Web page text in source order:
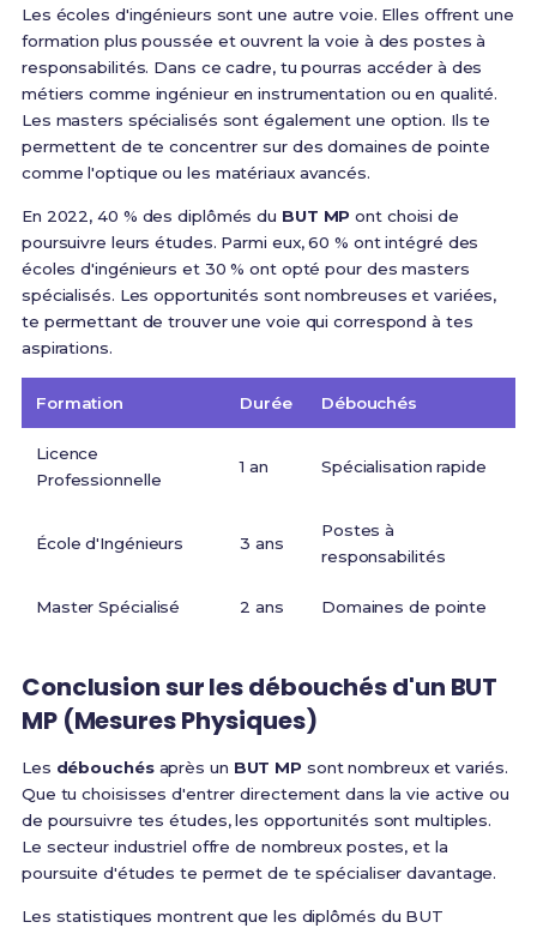
Les écoles d'ingénieurs sont une autre voie. Elles offrent une
formation plus poussée et ouvrent la voie à des postes à
responsabilités. Dans ce cadre, tu pourras accéder à des
métiers comme ingénieur en instrumentation ou en qualité.
Les masters spécialisés sont également une option. Ils te
permettent de te concentrer sur des domaines de pointe
comme l'optique ou les matériaux avancés.
En 2022, 40 % des diplômés du BUT MP ont choisi de
poursuivre leurs études. Parmi eux, 60 % ont intégré des
écoles d'ingénieurs et 30 % ont opté pour des masters
spécialisés. Les opportunités sont nombreuses et variées,
te permettant de trouver une voie qui correspond à tes
aspirations.
Formation Durée Débouchés
Licence
Professionnelle
1 an Spécialisation rapide
École d'Ingénieurs 3 ans
Postes à
responsabilités
Master Spécialisé 2 ans Domaines de pointe
Conclusion sur les débouchés d'un BUT
MP (Mesures Physiques)
Les débouchésaprès un BUT MP sont nombreux et variés.
Que tu choisisses d'entrer directement dans la vie active ou
de poursuivre tes études, les opportunités sont multiples.
Le secteur industriel offre de nombreux postes, et la
poursuite d'études te permet de te spécialiser davantage.
Les statistiques montrent que les diplômés du BUT